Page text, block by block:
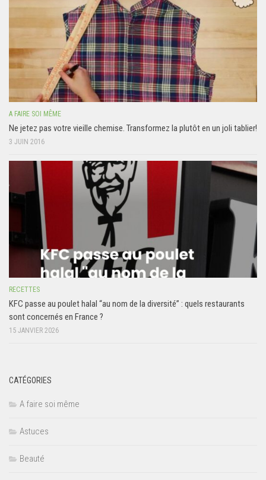
A FAIRE SOI MÊME
Ne jetez pas votre vieille chemise. Transformez la plutôt en un joli tablier!
3 JUIN 2016
RECETTES
KFC passe au poulet halal “au nom de la diversité” : quels restaurants
sont concernés en France ?
15 JANVIER 2026
CATÉGORIES
A faire soi même
Astuces
Beauté